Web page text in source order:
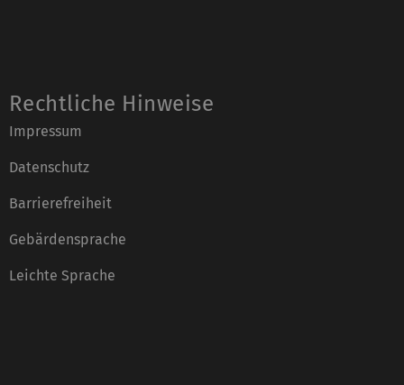
Rechtliche Hinweise
Impressum
Datenschutz
Barrierefreiheit
Gebärdensprache
Leichte Sprache